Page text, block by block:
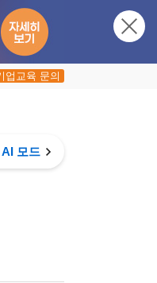
업교육 문의
AI 모드